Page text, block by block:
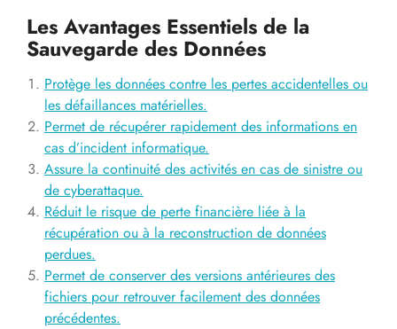
Les Avantages Essentiels de la
Sauvegarde des Données
Protège les données contre les pertes accidentelles ou
les défaillances matérielles.
Permet de récupérer rapidement des informations en
cas d’incident informatique.
Assure la continuité des activités en cas de sinistre ou
de cyberattaque.
Réduit le risque de perte financière liée à la
récupération ou à la reconstruction de données
perdues.
Permet de conserver des versions antérieures des
fichiers pour retrouver facilement des données
précédentes.